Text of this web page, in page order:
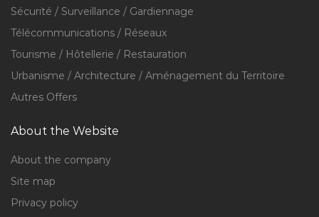
Sécurité / Surveillance / Gardiennage
Télécommunications / Réseaux
Tourisme / Hôtellerie / Restauration
Urbanisme / Architecture / Aménagement du Territoire
Autres Offers
About the Website
About the company
Site map
Privacy policy